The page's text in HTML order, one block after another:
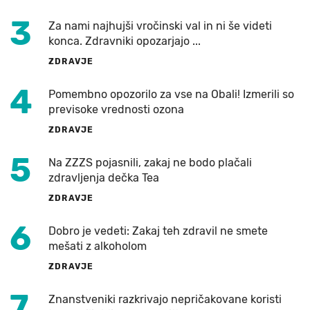
3
Za nami najhujši vročinski val in ni še videti
konca. Zdravniki opozarjajo ...
ZDRAVJE
4
Pomembno opozorilo za vse na Obali! Izmerili so
previsoke vrednosti ozona
ZDRAVJE
5
Na ZZZS pojasnili, zakaj ne bodo plačali
zdravljenja dečka Tea
ZDRAVJE
6
Dobro je vedeti: Zakaj teh zdravil ne smete
mešati z alkoholom
ZDRAVJE
Znanstveniki razkrivajo nepričakovane koristi